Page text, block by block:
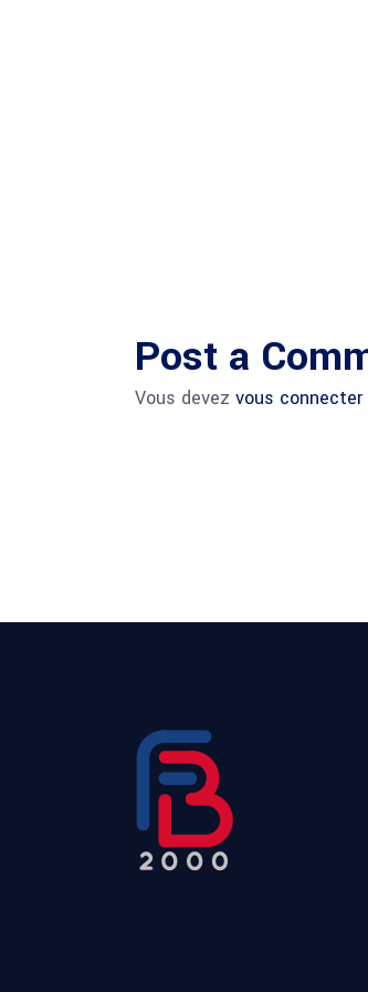
Post a
Vous devez vous connecter